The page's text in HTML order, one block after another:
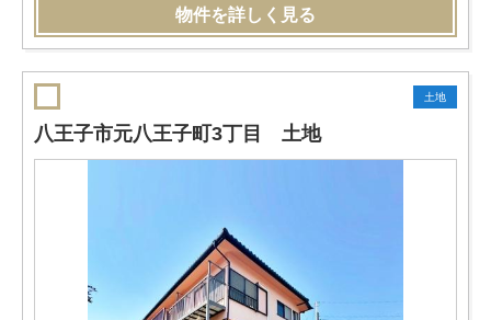
物件を詳しく見る
土地
八王子市元八王子町3丁目 土地